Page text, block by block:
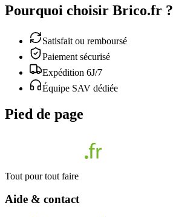
Pourquoi choisir Brico.fr ?
Satisfait ou remboursé
Paiement sécurisé
Expédition 6J/7
Équipe SAV dédiée
Pied de page
Tout pour tout faire
Aide & contact